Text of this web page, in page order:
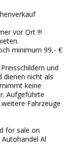
vor Ort !!!
minimum 99,- €
und
dienen nicht als
keine
Aufgeführte
Fahrzeuge
for sale on
Al